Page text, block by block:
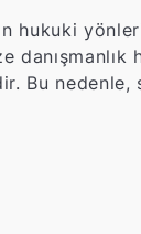
hukuki
danışmanlık
Bu